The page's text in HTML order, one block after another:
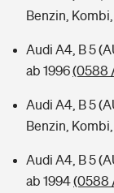
Benzin,
Audi A4, B 5
ab 1996(0588
Audi A4, B 5
Benzin,
Audi A4, B 5
ab 1994(0588